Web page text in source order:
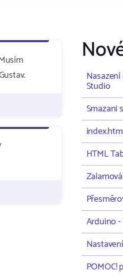
Studio
Smazani
HTML
Arduino
POMOC!